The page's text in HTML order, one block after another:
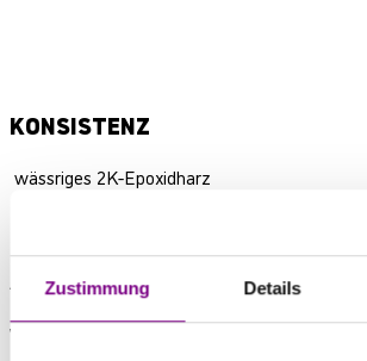
Zustimmung Details
KONSISTENZ
wässriges 2K-Epoxidharz
Aktuelle Gutachten auf Anfrage.
VERPACKUNG / GEBINDEGRÖSSEN